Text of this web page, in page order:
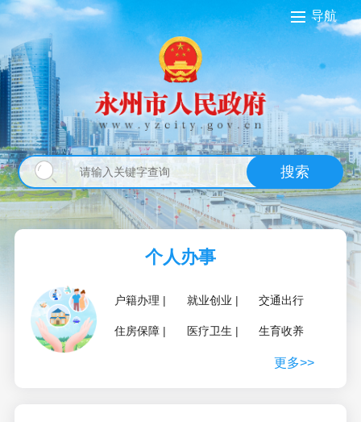
导航
搜索
个人办事
户籍办理 就业创业 交通出行
住房保障 医疗卫生 生育收养
更多>>